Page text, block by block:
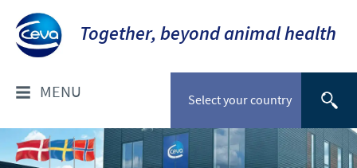
Together, beyond animal health
Select your country
MENU
OM OS